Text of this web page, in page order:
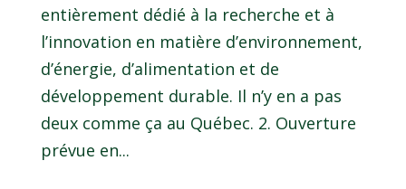
entièrement dédié à la recherche et à
l’innovation en matière d’environnement,
d’énergie, d’alimentation et de
développement durable. Il n’y en a pas
deux comme ça au Québec. 2. Ouverture
prévue en...